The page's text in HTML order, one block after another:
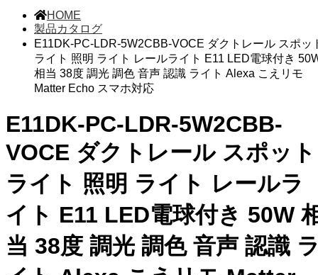
HOME
製品カタログ
E11DK-PC-LDR-5W2CBB-VOCE ダクトレール スポッ
ライト 照明 ライト レールライト E11 LED電球付き
相当 38度 調光 調色 音声 認識 ライト Alexa こえリモ
Matter Echo スマホ対応
E11DK-PC-LDR-5W2CBB-
VOCE ダクトレール スポット
ライト 照明 ライト レールラ
イト E11 LED電球付き 50W
当 38度 調光 調色 音声 認識